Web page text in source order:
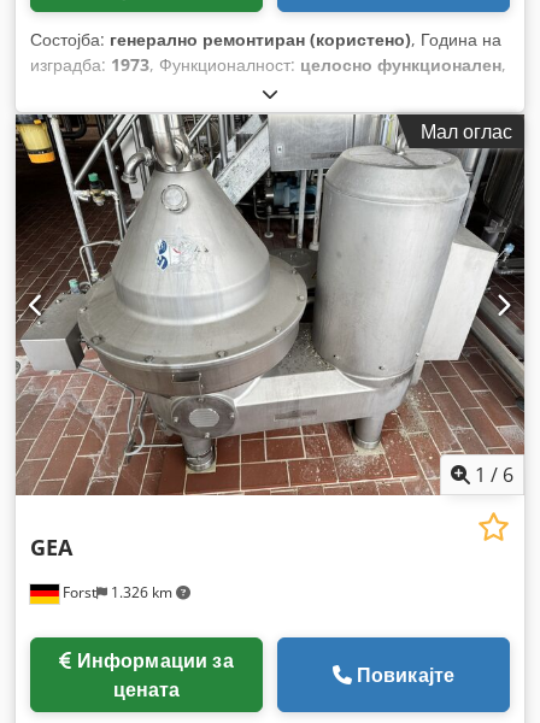
Состојба: генерално ремонтиран (користено), Година на
изградба: 1973, Функционалност: целосно функционален,
4.800 обр/мин
Мал оглас
1 / 6
Forst 1.326 km
GEA
цената
Повикајте